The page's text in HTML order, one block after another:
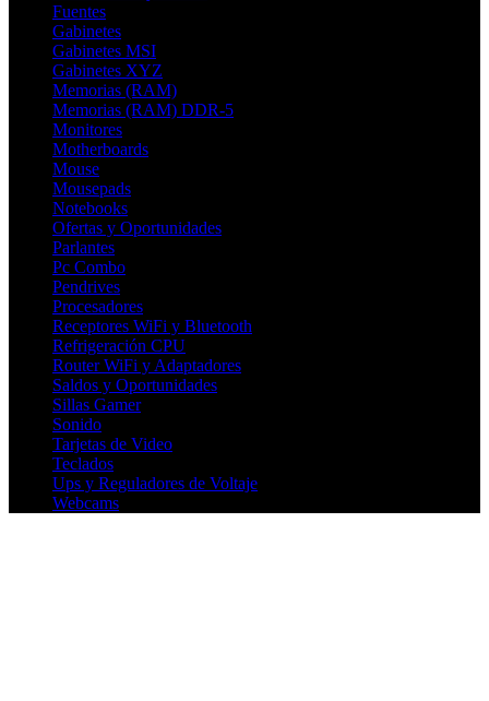
Fuentes
Gabinetes
Gabinetes MSI
Gabinetes XYZ
Memorias (RAM)
Memorias (RAM) DDR-5
Monitores
Motherboards
Mouse
Mousepads
Notebooks
Ofertas y Oportunidades
Parlantes
Pc Combo
Pendrives
Procesadores
Receptores WiFi y Bluetooth
Refrigeración CPU
Router WiFi y Adaptadores
Saldos y Oportunidades
Sillas Gamer
Sonido
Tarjetas de Video
Teclados
Ups y Reguladores de Voltaje
Webcams